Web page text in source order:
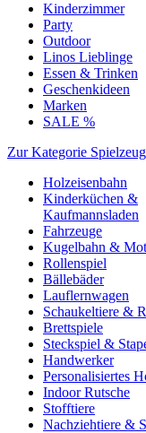
Kinderzimmer
Party
Outdoor
Linos Lieblinge
Essen & Trinken
Geschenkideen
Marken
SALE %
Zur Kategorie Spielzeug
Holzeisenbahn
Kinderküchen &
Kaufmannsladen
Fahrzeuge
Kugelbahn &
Rollenspiel
Bällebäder
Lauflernwagen
Schaukeltiere &
Brettspiele
Steckspiel &
Handwerker
Personalisiertes
Indoor Rutsche
Stofftiere
Nachziehtiere &